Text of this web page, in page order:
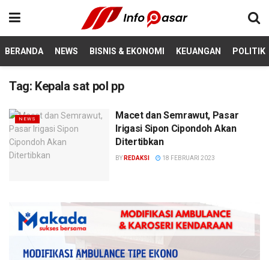
BERANDA NEWS BISNIS & EKONOMI KEUANGAN POLITIK
Tag: Kepala sat pol pp
NEWS
Macet dan Semrawut, Pasar
Irigasi Sipon Cipondoh Akan
Ditertibkan
BY REDAKSI 18 FEBRUARI 2023